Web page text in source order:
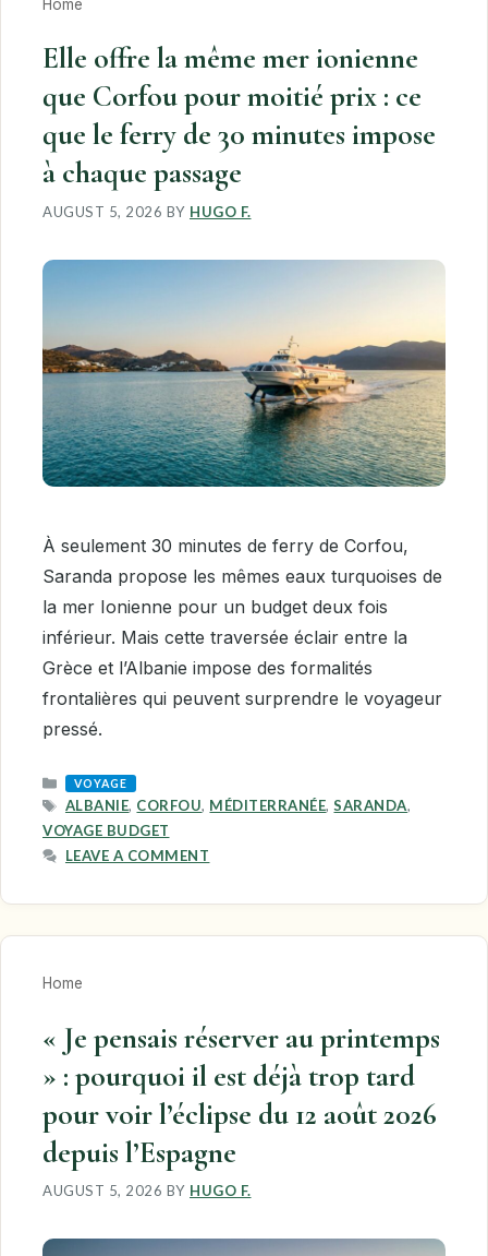
Home
Elle offre la même mer ionienne
que Corfou pour moitié prix : ce
que le ferry de 30 minutes impose
à chaque passage
AUGUST 5, 2026 BY HUGO F.
À seulement 30 minutes de ferry de Corfou,
Saranda propose les mêmes eaux turquoises de
la mer Ionienne pour un budget deux fois
inférieur. Mais cette traversée éclair entre la
Grèce et l’Albanie impose des formalités
frontalières qui peuvent surprendre le voyageur
pressé.
CATEGORIES
VOYAGE
TAGS
ALBANIE, CORFOU, MÉDITERRANÉE,SARANDA,
VOYAGE BUDGET
LEAVE A COMMENT
Home
« Je pensais réserver au printemps
» : pourquoi il est déjà trop tard
pour voir l’éclipse du 12 août 2026
depuis l’Espagne
AUGUST 5, 2026 BY HUGO F.